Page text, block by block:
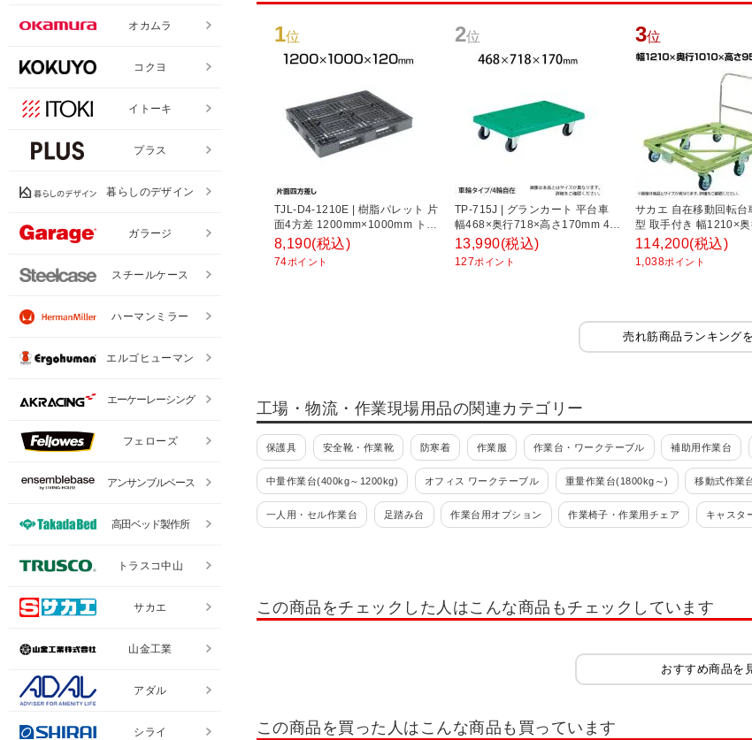
1位
TJL-D4-1210E | 樹脂パレット 片
面4方差 1200mm×1000mm トラ
スコ中山 (TRUSCO)
8,190(税込)
74ポイント
2位
TP-715J | グランカート 平台車
幅468×奥行718×高さ170mm 4輪
自在 トラスコ中山 (TRUSCO) /
489-3034
13,990(税込)
127ポイント
3位
サカエ 自在移動回転台
型 取手付き 幅1210×
高さ952mm RH-3TG
114,200(税込)
1,038ポイント
売れ筋商品ランキング
工場・物流・作業現場用品の関連カテゴリー
保護具 安全靴・作業靴 防寒着 作業服 作業台・ワークテーブル 補助用作業台
中量作業台(400kg～1200kg) オフィス ワークテーブル 重量作業台(1800kg～) 移動式作業
一人用・セル作業台 足踏み台 作業台用オプション 作業椅子・作業用チェア キャスタ
工場・倉庫向けキャビネット 軽量キャビネット(引出し20kg～60kg) 中量キャビネット(引出し
グランデケース コンテナラック
この商品をチェックした人はこんな商品もチェックしています
おすすめ商品を
この商品を買った人はこんな商品も買っています
オカムラ
コクヨ
イトーキ
プラス
暮らしのデザイン
ガラージ
スチールケース
ハーマンミラー
エルゴヒューマン
エーケーレーシング
フェローズ
アンサンブルベース
高田ベッド製作所
トラスコ中山
サカエ
山金工業
アダル
シライ